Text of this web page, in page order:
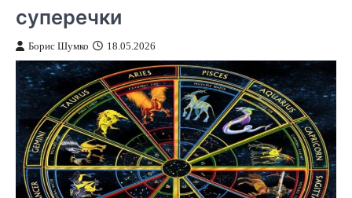
суперечки
Борис Шумко 18.05.2026